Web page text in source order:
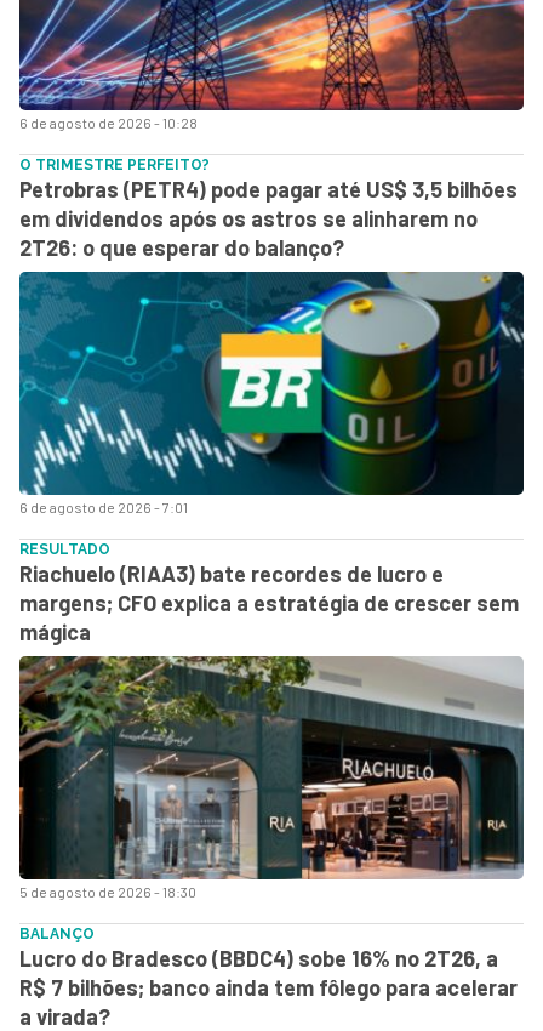
6 de agosto de 2026 - 10:28
6 de agosto de 2026 - 7:01
O TRIMESTRE PERFEITO?
Petrobras (PETR4) pode pagar até US$ 3,5 bilhões
em dividendos após os astros se alinharem no
2T26: o que esperar do balanço?
5 de agosto de 2026 - 18:30
RESULTADO
Riachuelo (RIAA3) bate recordes de lucro e
margens; CFO explica a estratégia de crescer sem
mágica
BALANÇO
Lucro do Bradesco (BBDC4) sobe 16% no 2T26, a
R$ 7 bilhões; banco ainda tem fôlego para acelerar
a virada?